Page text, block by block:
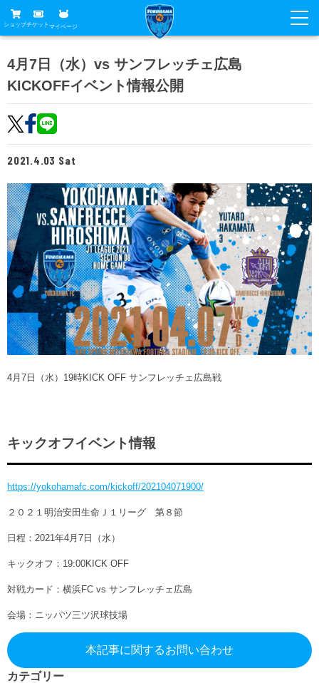
ショップチケット マイページ
グッズ
ホームタウン
トップチーム
メディア
試合
アカデミー
試合
試合日程
チケット
チケットガイド
席種・価格表
チケット購入方法
販売スケジュール
ニッパツシート
Buy Ticket Here
チーム
選手・スタッフ
スケジュール
練習見学について
観戦ガイド
横浜FC観戦ガイド
試合会場アクセス
観戦ルール・マナー
クラブ
クラブ概要
フリ丸のページ
ヒストリー
サステナビリティ
ホームタウン活動
ニッパツ横浜FCシーガルズ
ゲームスチュワード
ファン
横浜FC公式オンラインショップ
クラブメンバー
アカデミー
育成ビジョン
サッカースクール
チアスクール
パートナー
パートナー一覧
お問い合わせ
4月7日（水）vs サンフレッチェ広島
KICKOFFイベント情報公開
2021.4.03 Sat
4月7日（水）19時KICK OFF サンフレッチェ広島戦
キックオフイベント情報
https://yokohamafc.com/kickoff/202104071900/
２０２１明治安田生命Ｊ１リーグ 第８節
日程：2021年4月7日（水）
キックオフ：19:00KICK OFF
対戦カード：横浜FC vs サンフレッチェ広島
会場：ニッパツ三ツ沢球技場
本記事に関するお問い合わせ
カテゴリー